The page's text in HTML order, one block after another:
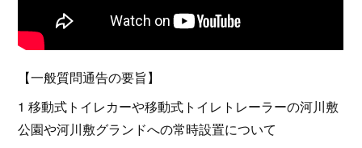
【一般質問通告の要旨】
1 移動式トイレカーや移動式トイレトレーラーの河川敷
公園や河川敷グランドへの常時設置について